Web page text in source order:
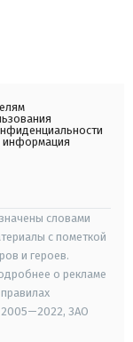
информация
словами
с пометкой
и героев.
о рекламе
ЗАО